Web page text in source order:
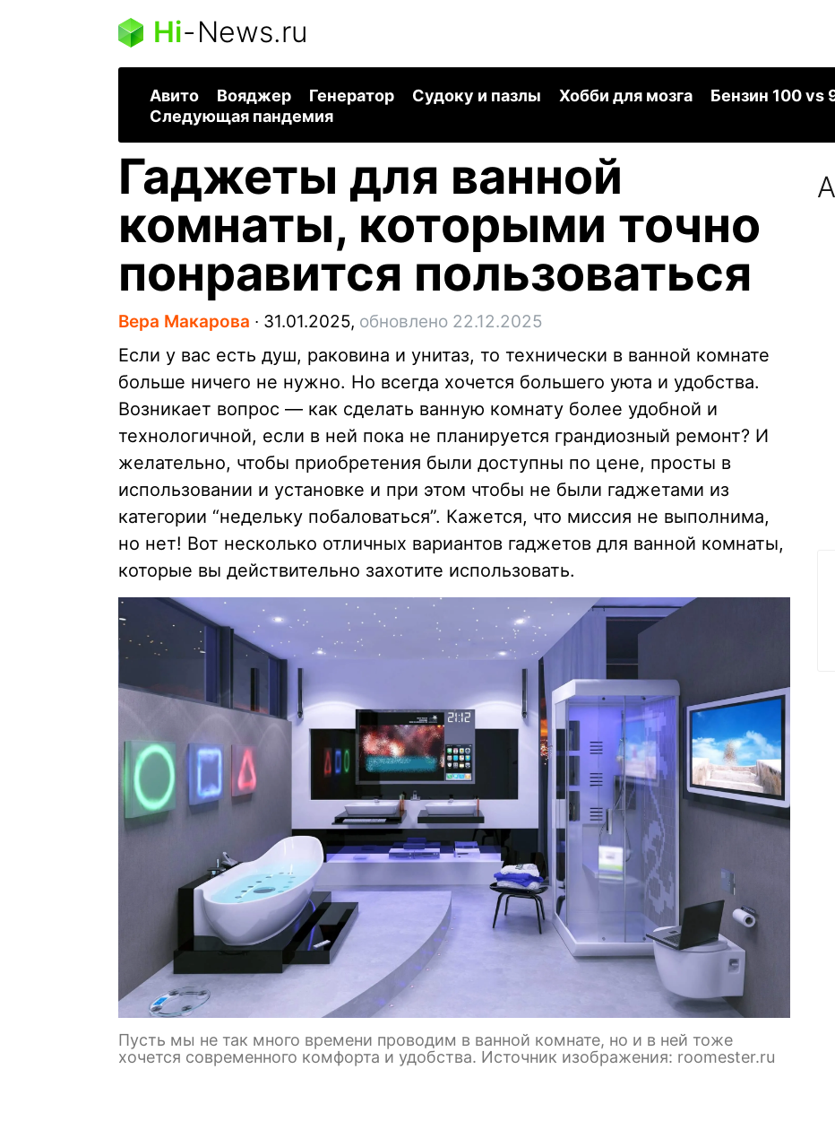
Hi-News.ru
Авито Вояджер Генератор Судоку и пазлы Хобби для мозга
Бензин 100 vs
Следующая пандемия
Гаджеты для ванной
комнаты, которыми точно
понравится пользоваться
Вера Макарова ∙ 31.01.2025, обновлено 22.12.2025
Если у вас есть душ, раковина и унитаз, то технически в ванной комнате
больше ничего не нужно. Но всегда хочется большего уюта и удобства.
Возникает вопрос — как сделать ванную комнату более удобной и
технологичной, если в ней пока не планируется грандиозный ремонт? И
желательно, чтобы приобретения были доступны по цене, просты в
использовании и установке и при этом чтобы не были гаджетами из
категории “недельку побаловаться”. Кажется, что миссия не выполнима,
но нет! Вот несколько отличных вариантов гаджетов для ванной комнаты,
которые вы действительно захотите использовать.
Пусть мы не так много времени проводим в ванной комнате, но и в ней тоже
хочется современного комфорта и удобства. Источник изображения: roomester.ru